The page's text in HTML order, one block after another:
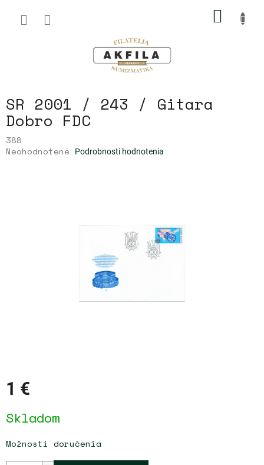
obsah
SR 2001 / 243 / Gitara
Dobro FDC
388
Priemerné
Neohodnotené Podrobnosti hodnotenia
1 €
cena:
Skladom
Možnosti doručenia